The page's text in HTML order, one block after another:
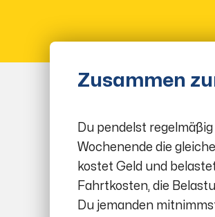
Zusammen
Du pendelst
Wochenende die
kostet Geld und
Fahrtkosten, die
Du jemanden